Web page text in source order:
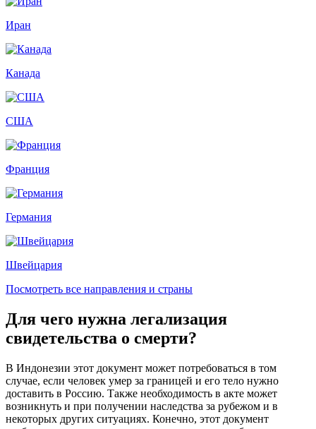
Иран
Канада
США
Франция
Германия
Швейцария
Посмотреть все направления и страны
Для чего нужна легализация
свидетельства о смерти?
В Индонезии этот документ может потребоваться в том
случае, если человек умер за границей и его тело нужно
доставить в Россию. Также необходимость в акте может
возникнуть и при получении наследства за рубежом и в
некоторых других ситуациях. Конечно, этот документ